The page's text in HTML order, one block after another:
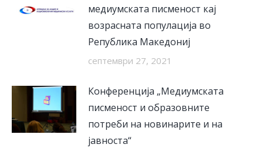
медиумската писменост кај
возрасната популација во
Република Македониј
септември 27, 2021
Конференција „Медиумската
писменост и образовните
потреби на новинарите и на
јавноста“